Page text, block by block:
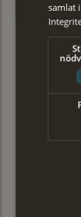
samlat